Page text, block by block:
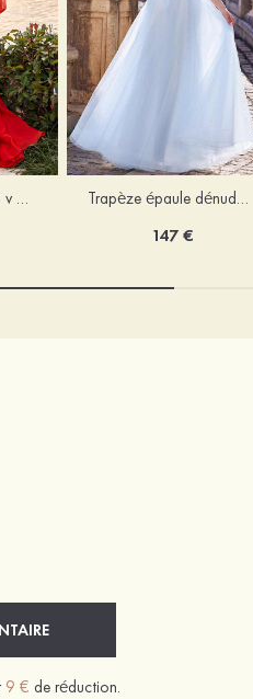
Robe trapèze col en v mousseline ras du sol robe de bal Trapèze épaule dénudée tulle ras du sol robe de bal
147 €
9 € de réduction.